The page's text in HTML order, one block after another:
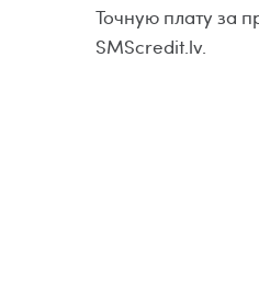
Точную плату за
SMScredit.lv.